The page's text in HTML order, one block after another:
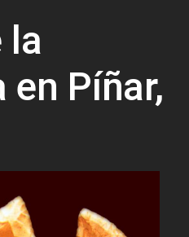
la
en Píñar,